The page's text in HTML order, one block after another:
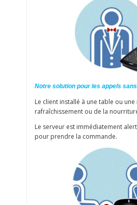
Notre solution pour les appels
Le client installé à une table ou
rafraîchissement ou de la
Le serveur est immédiatement
pour prendre la commande.